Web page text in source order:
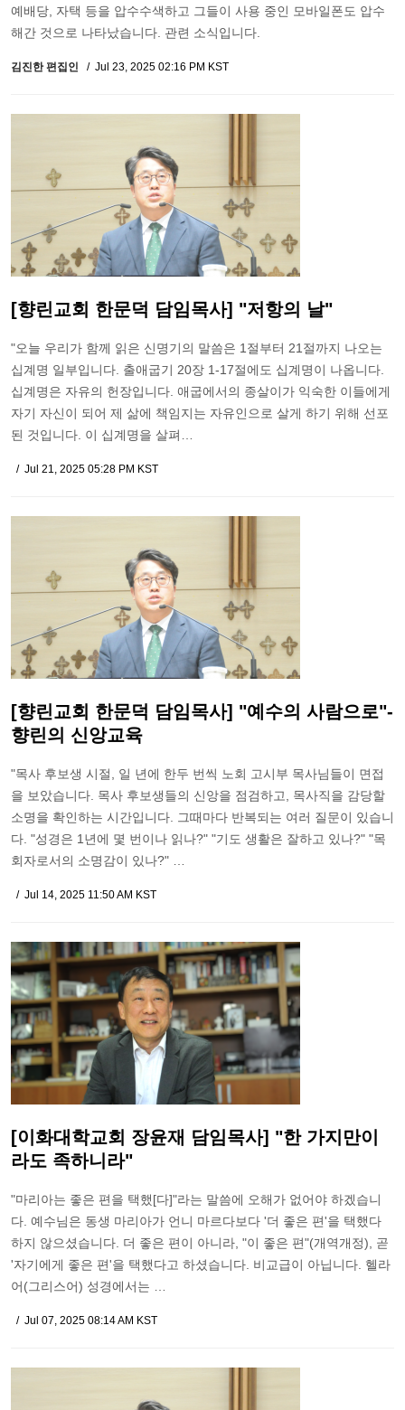
예배당, 자택 등을 압수수색하고 그들이 사용 중인 모바일폰도 압수
해간 것으로 나타났습니다. 관련 소식입니다.
김진한 편집인 Jul 23, 2025 02:16 PM KST
[향린교회 한문덕 담임목사] "저항의 날"
"오늘 우리가 함께 읽은 신명기의 말씀은 1절부터 21절까지 나오는
십계명 일부입니다. 출애굽기 20장 1-17절에도 십계명이 나옵니다.
십계명은 자유의 헌장입니다. 애굽에서의 종살이가 익숙한 이들에게
자기 자신이 되어 제 삶에 책임지는 자유인으로 살게 하기 위해 선포
된 것입니다. 이 십계명을 살펴…
Jul 21, 2025 05:28 PM KST
[향린교회 한문덕 담임목사] "예수의 사람으로"-
향린의 신앙교육
"목사 후보생 시절, 일 년에 한두 번씩 노회 고시부 목사님들이 면접
을 보았습니다. 목사 후보생들의 신앙을 점검하고, 목사직을 감당할
소명을 확인하는 시간입니다. 그때마다 반복되는 여러 질문이 있습니
다. "성경은 1년에 몇 번이나 읽나?" "기도 생활은 잘하고 있나?" "목
회자로서의 소명감이 있나?" …
Jul 14, 2025 11:50 AM KST
[이화대학교회 장윤재 담임목사] "한 가지만이
라도 족하니라"
"마리아는 좋은 편을 택했[다]"라는 말씀에 오해가 없어야 하겠습니
다. 예수님은 동생 마리아가 언니 마르다보다 '더 좋은 편'을 택했다
하지 않으셨습니다. 더 좋은 편이 아니라, "이 좋은 편"(개역개정), 곧
'자기에게 좋은 편'을 택했다고 하셨습니다. 비교급이 아닙니다. 헬라
어(그리스어) 성경에서는 …
Jul 07, 2025 08:14 AM KST